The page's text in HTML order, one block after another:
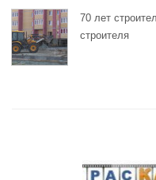
70 лет
строителя